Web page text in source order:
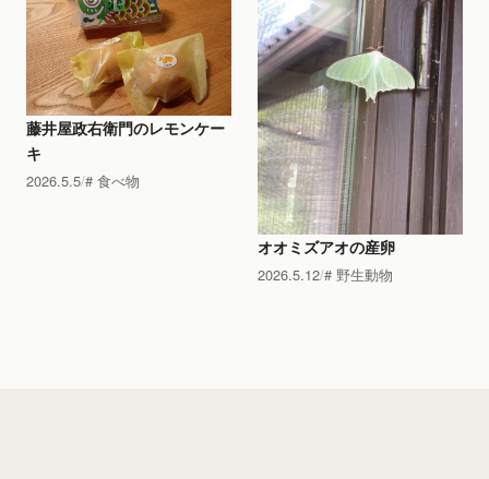
藤井屋政右衛門のレモンケー
キ
2026.5.5 食べ物
オオミズアオの産卵
2026.5.12 野生動物